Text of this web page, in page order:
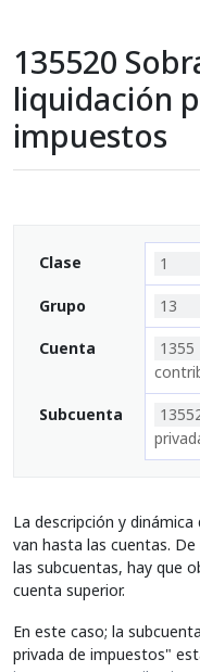
135520
liquidación
impuestos
Clase 1
Grupo 13
Cuenta 1355
Subcuenta
La descripción y
van hasta las cuentas.
las subcuentas, hay que
cuenta superior.
En este caso; la
privada de impuestos"